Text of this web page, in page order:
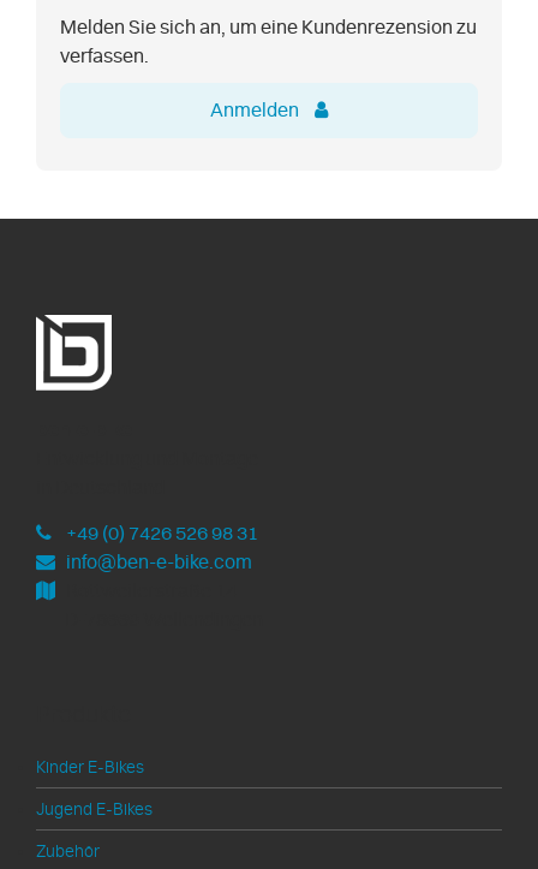
Melden Sie sich an, um eine Kundenrezension zu
verfassen.
Anmelden
+49 (0) 7426 526 98 31
info@ben-e-bike.com
Kinder E-Bikes
Jugend E-Bikes
Zubehör